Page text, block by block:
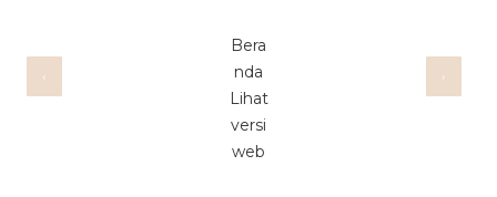
‹ ›
Bera
nda
Lihat
versi
web